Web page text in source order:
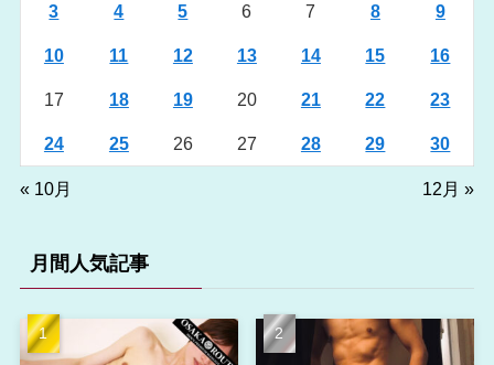
3 4 5 6 7 8 9
10 11 12 13 14 15 16
17 18 19 20 21 22 23
24 25 26 27 28 29 30
« 10月 12月 »
月間人気記事